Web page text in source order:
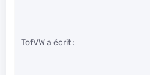
TofVW a écrit :